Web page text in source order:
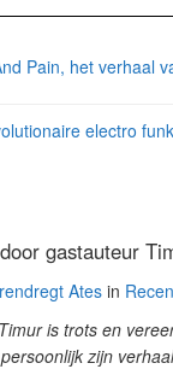
Pain, het verhaal
electro
gastauteur
Ates in
is trots en
zijn